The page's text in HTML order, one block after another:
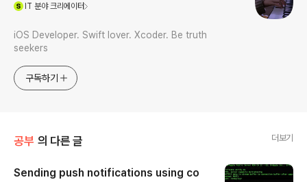
IT 분야 크리에이터
iOS Developer. Swift lover. Xcoder. Be truth
seekers
구독하기
공부 의 다른 글 더보기
Sending push notifications using co